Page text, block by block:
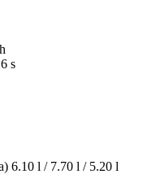
s
6.10 l / 7.70 l / 5.20 l